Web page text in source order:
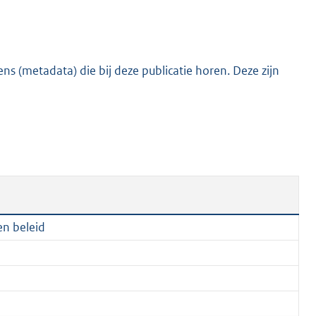
K
(metadata) die bij deze publicatie horen. Deze zijn
beleid